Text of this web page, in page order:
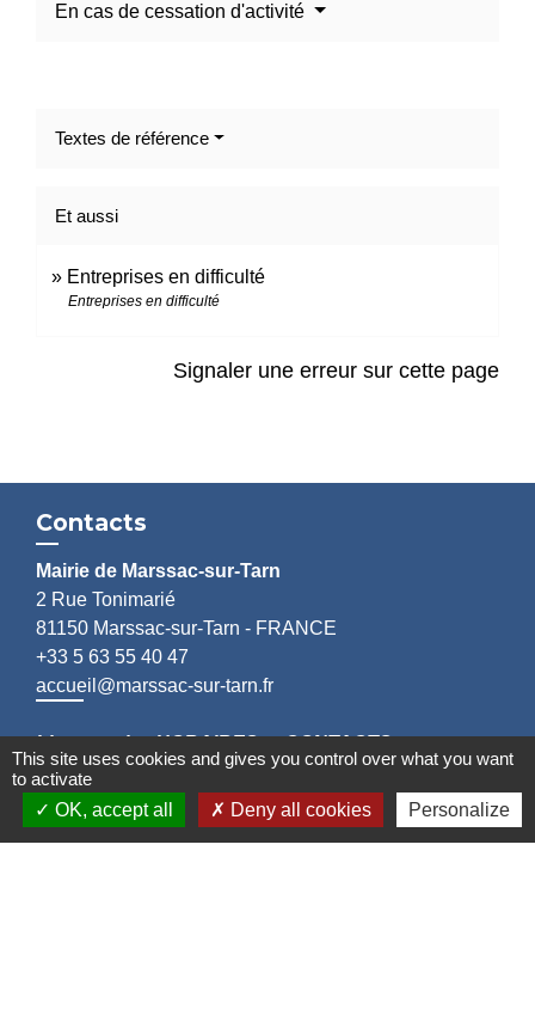
En cas de cessation d'activité
Textes de référence
Et aussi
Entreprises en difficulté
Entreprises en difficulté
Signaler une erreur sur cette page
Contacts
Mairie de Marssac-sur-Tarn
2 Rue Tonimarié
81150 Marssac-sur-Tarn - FRANCE
+33 5 63 55 40 47
accueil@marssac-sur-tarn.fr
Lien vers les HORAIRES et CONTACTS
de chaque service
This site uses cookies and gives you control over what you want
to activate
OK, accept all
Deny all cookies Personalize